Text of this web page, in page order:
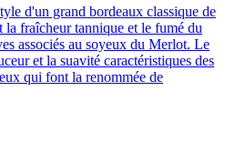
d'un grand bordeaux classique de
fraîcheur tannique et le fumé du
associés au soyeux du Merlot. Le
et la suavité caractéristiques des
qui font la renommée de